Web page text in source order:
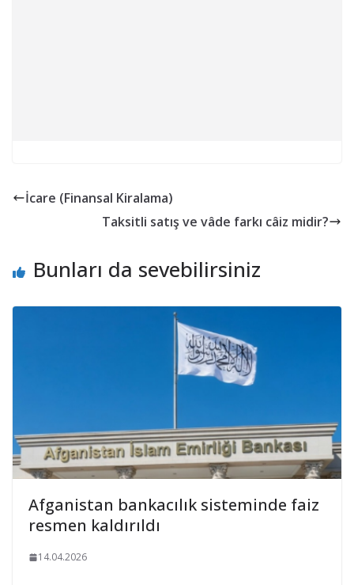
İcare (Finansal Kiralama)
Taksitli satış ve vâde farkı câiz midir?
Bunları da sevebilirsiniz
Afganistan bankacılık sisteminde faiz
resmen kaldırıldı
14.04.2026